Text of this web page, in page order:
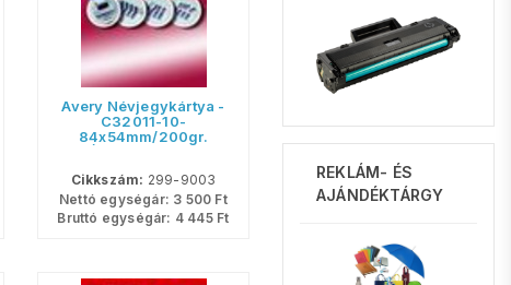
Avery Névjegykártya -
C32011-10-
84x54mm/200gr.
Cikkszám: 299-9003
Nettó egységár: 3 500 Ft
Bruttó egységár: 4 445Ft
REKLÁM- ÉS
AJÁNDÉKTÁRGY